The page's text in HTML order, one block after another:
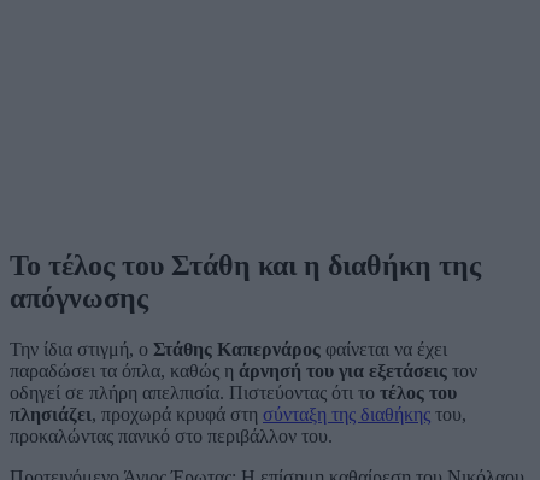
Το τέλος του Στάθη και η διαθήκη της
απόγνωσης
Την ίδια στιγμή, ο Στάθης Καπερνάρος φαίνεται να έχει
παραδώσει τα όπλα, καθώς η άρνησή του για εξετάσεις τον
οδηγεί σε πλήρη απελπισία. Πιστεύοντας ότι το τέλος του
πλησιάζει, προχωρά κρυφά στη σύνταξη της διαθήκης του,
προκαλώντας πανικό στο περιβάλλον του.